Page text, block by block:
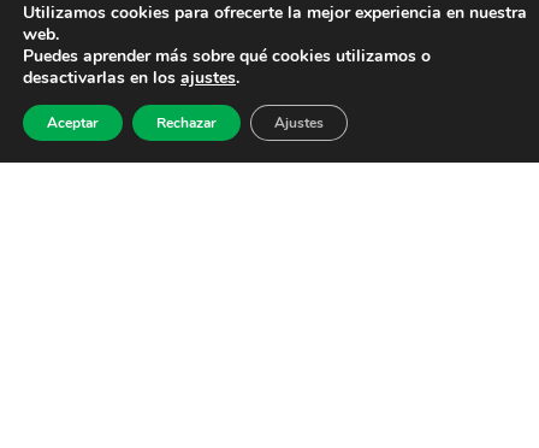
Utilizamos cookies para ofrecerte la mejor experiencia en nuestra
web.
Puedes aprender más sobre qué cookies utilizamos o
desactivarlas en los ajustes.
Aceptar Rechazar Ajustes